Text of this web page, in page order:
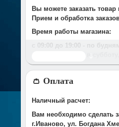
Вы можете заказать
Прием и обработка
Время работы магазина:
с 09:00 дo 19:00 - по
Срок доставки
У компании есть служба
Стоимость доставки до
👛 Оплата
Наличный расчет:
Вам необходимо сделать
г.Иваново, ул. Богдана